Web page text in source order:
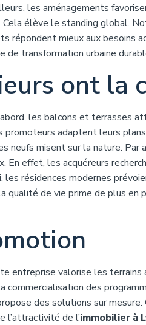
les aménagements
élève le standing global.
répondent mieux aux besoins
de transformation urbaine
ont la
les balcons et terrasses
promoteurs adaptent leurs
neufs misent sur la nature. Par
effet, les acquéreurs
résidences modernes
qualité de vie prime de plus en
entreprise valorise les terrains
des
des solutions sur mesure.
l’attractivité de l’immobilier à